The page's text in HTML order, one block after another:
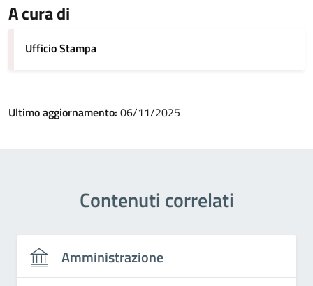
A cura di
Ufficio Stampa
Ultimo aggiornamento: 06/11/2025
Contenuti correlati
Amministrazione